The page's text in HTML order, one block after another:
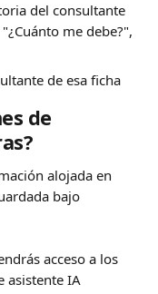
del consultante
me debe?",
de esa ficha
de
alojada en
bajo
acceso a los
asistente IA